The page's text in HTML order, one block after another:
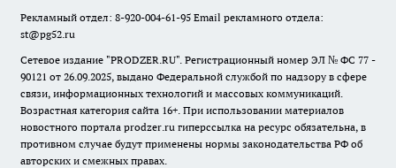
Рекламный отдел: 8-920-004-61-95 Email рекламного отдела:
st@pg52.ru
Сетевое издание "PRODZER.RU". Регистрационный номер ЭЛ № ФС 77 -
90121 от 26.09.2025, выдано Федеральной службой по надзору в сфере
связи, информационных технологий и массовых коммуникаций.
Возрастная категория сайта 16+. При использовании материалов
новостного портала prodzer.ru гиперссылка на ресурс обязательна, в
противном случае будут применены нормы законодательства РФ об
авторских и смежных правах.